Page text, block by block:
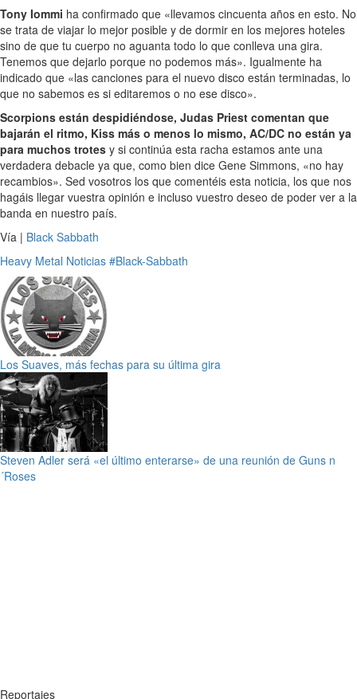
Tony Iommi ha confirmado que «llevamos cincuenta años en esto. No
se trata de viajar lo mejor posible y de dormir en los mejores hoteles
sino de que tu cuerpo no aguanta todo lo que conlleva una gira.
Tenemos que dejarlo porque no podemos más». Igualmente ha
indicado que «las canciones para el nuevo disco están terminadas, lo
que no sabemos es si editaremos o no ese disco».
Scorpions están despidiéndose, Judas Priest comentan que
bajarán el ritmo, Kiss más o menos lo mismo, AC/DC no están ya
para muchos trotes y si continúa esta racha estamos ante una
verdadera debacle ya que, como bien dice Gene Simmons, «no hay
recambios». Sed vosotros los que comentéis esta noticia, los que nos
hagáis llegar vuestra opinión e incluso vuestro deseo de poder ver a la
banda en nuestro país.
Vía | Black Sabbath
Heavy Metal Noticias #Black-Sabbath
Los Suaves, más fechas para su última gira
Steven Adler será «el último enterarse» de una reunión de Guns n
´Roses
Reportajes